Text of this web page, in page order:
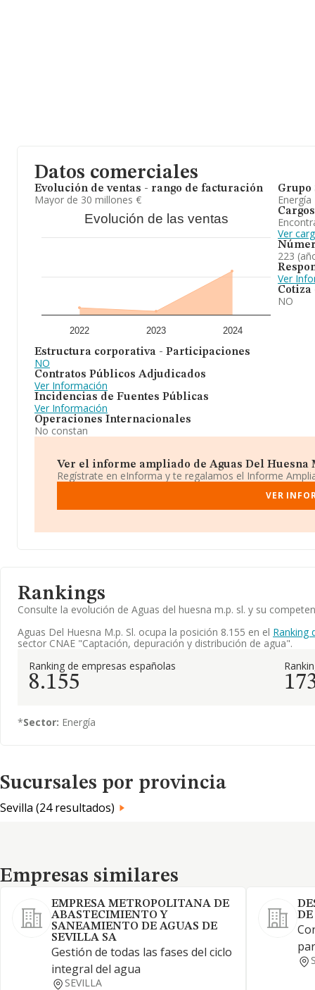
Datos comerciales
Evolución de ventas - rango de facturación
Mayor de 30 millones €
Evolución de las ventas
2022 2023 2024
Estructura corporativa - Participaciones
NO
Contratos Públicos Adjudicados
Ver Información
Incidencias de Fuentes Públicas
Ver Información
Operaciones Internacionales
No constan
Grupo
Energía
Cargos
Ver
223
Ver
Cotiza
NO
Ver el informe ampliado de Aguas Del Huesna
Regístrate en eInforma y te regalamos el Informe
VER
Rankings
Consulte la evolución de Aguas del huesna m.p. sl. y su
Aguas Del Huesna M.p. Sl. ocupa la posición 8.155 en el Ranking
sector CNAE "Captación, depuración y distribución de agua".
Ranking de empresas españolas
8.155
*Sector: Energía
Sucursales por provincia
Sevilla (24 resultados)
Empresas similares
Empresas similares
EMPRESA METROPOLITANA DE
ABASTECIMIENTO Y
SANEAMIENTO DE AGUAS DE
SEVILLA SA
Gestión de todas las fases del ciclo
integral del agua
SEVILLA